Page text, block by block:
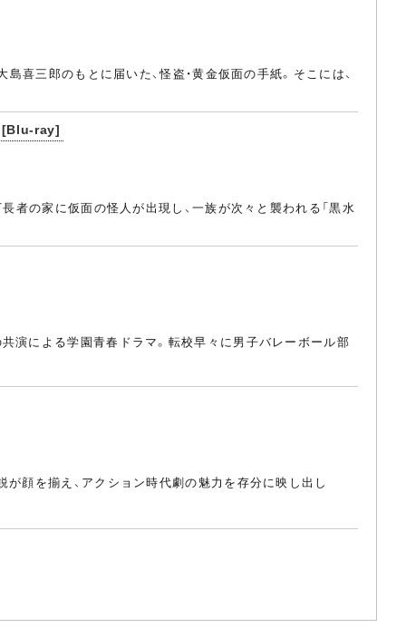
喜三郎のもとに届いた、怪盗・黄金仮面の手紙。そこには、
[Blu-ray]
者の家に仮面の怪人が出現し、一族が次々と襲われる「黒水
演による学園青春ドラマ。転校早々に男子バレーボール部
顔を揃え、アクション時代劇の魅力を存分に映し出し